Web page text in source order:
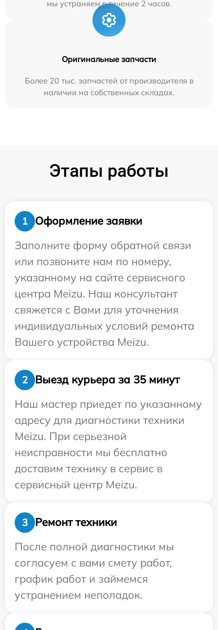
мы устраняем в течение 2 часов.
Оригинальные запчасти
Более 20 тыс. запчастей от производителя в
наличии на собственных складах.
Этапы работы
1
Оформление заявки
Заполните форму обратной связи
или позвоните нам по номеру,
указанному на сайте сервисного
центра Meizu. Наш консультант
свяжется с Вами для уточнения
индивидуальных условий ремонта
Вашего устройства Meizu.
2
Выезд курьера за 35 минут
Наш мастер приедет по указанному
адресу для диагностики техники
Meizu. При серьезной
неисправности мы бесплатно
доставим технику в сервис в
сервисный центр Meizu.
3
Ремонт техники
После полной диагностики мы
согласуем с вами смету работ,
график работ и займемся
устранением неполадок.